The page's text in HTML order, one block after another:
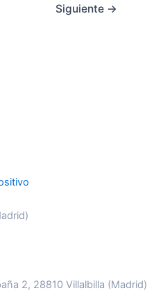
Siguiente →
2, 28810 Villalbilla (Madrid)